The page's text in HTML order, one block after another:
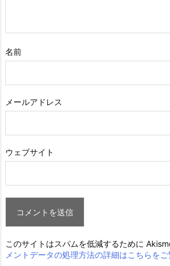
名前
メールアドレス
ウェブサイト
このサイトはスパムを低減するために
メントデータの処理方法の詳細はこちらを